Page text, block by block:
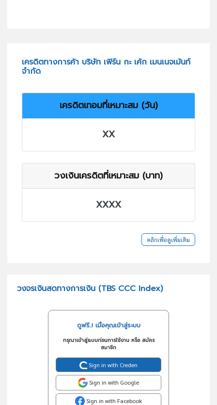
เครดิตทางการค้า บริษัท เฟิร์น กะ เค้ก เมนเนจเม้นท์
จำกัด
เครดิตเทอมที่เหมาะสม (วัน)
XX
วงเงินเครดิตที่เหมาะสม (บาท)
XXXX
คลิกเพื่อดูเพิ่มเติม
วงจรเงินสดทางการเงิน (TBS CCC Index)
ดูฟรี..! เมื่อคุณเข้าสู่ระบบ
กรุณาเข้าสู่ระบบก่อนการใช้งาน หรือ สมัคร
สมาชิก
Sign in with Creden
Sign in with Google
Sign in with Facebook